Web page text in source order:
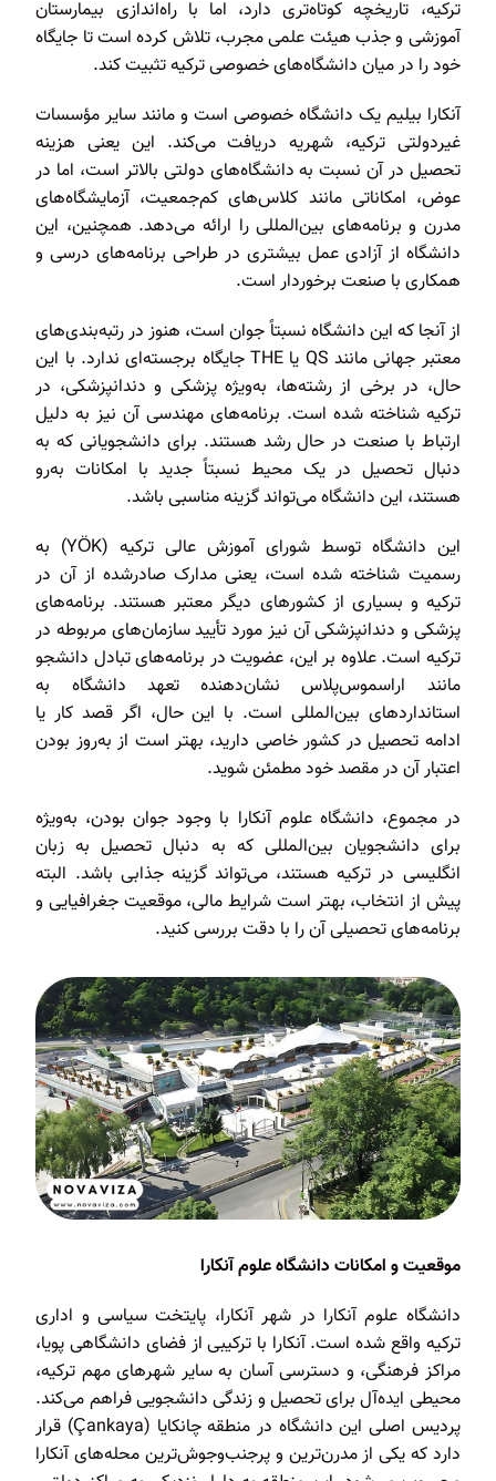
ترکیه، تاریخچه کوتاه‌تری دارد، اما با راه‌اندازی بیمارستان
آموزشی و جذب هیئت علمی مجرب، تلاش کرده است تا جایگاه
خود را در میان دانشگاه‌های خصوصی ترکیه تثبیت کند.
آنکارا بیلیم یک دانشگاه خصوصی است و مانند سایر مؤسسات
غیردولتی ترکیه، شهریه دریافت می‌کند. این یعنی هزینه
تحصیل در آن نسبت به دانشگاه‌های دولتی بالاتر است، اما در
عوض، امکاناتی مانند کلاس‌های کم‌جمعیت، آزمایشگاه‌های
مدرن و برنامه‌های بین‌المللی را ارائه می‌دهد. همچنین، این
دانشگاه از آزادی عمل بیشتری در طراحی برنامه‌های درسی و
همکاری با صنعت برخوردار است.
از آنجا که این دانشگاه نسبتاً جوان است، هنوز در رتبه‌بندی‌های
معتبر جهانی مانند QS یا THE جایگاه برجسته‌ای ندارد. با این
حال، در برخی از رشته‌ها، به‌ویژه پزشکی و دندانپزشکی، در
ترکیه شناخته شده است. برنامه‌های مهندسی آن نیز به دلیل
ارتباط با صنعت در حال رشد هستند. برای دانشجویانی که به
دنبال تحصیل در یک محیط نسبتاً جدید با امکانات به‌رو
هستند، این دانشگاه می‌تواند گزینه مناسبی باشد.
این دانشگاه توسط شورای آموزش عالی ترکیه (YÖK) به
رسمیت شناخته شده است، یعنی مدارک صادرشده از آن در
ترکیه و بسیاری از کشورهای دیگر معتبر هستند. برنامه‌های
پزشکی و دندانپزشکی آن نیز مورد تأیید سازمان‌های مربوطه در
ترکیه است. علاوه بر این، عضویت در برنامه‌های تبادل دانشجو
مانند اراسموس‌پلاس نشان‌دهنده تعهد دانشگاه به
استانداردهای بین‌المللی است. با این حال، اگر قصد کار یا
ادامه تحصیل در کشور خاصی دارید، بهتر است از به‌روز بودن
اعتبار آن در مقصد خود مطمئن شوید.
در مجموع، دانشگاه علوم آنکارا با وجود جوان بودن، به‌ویژه
برای دانشجویان بین‌المللی که به دنبال تحصیل به زبان
انگلیسی در ترکیه هستند، می‌تواند گزینه جذابی باشد. البته
پیش از انتخاب، بهتر است شرایط مالی، موقعیت جغرافیایی و
برنامه‌های تحصیلی آن را با دقت بررسی کنید.
موقعیت و امکانات دانشگاه علوم آنکارا
دانشگاه علوم آنکارا در شهر آنکارا، پایتخت سیاسی و اداری
ترکیه واقع شده است. آنکارا با ترکیبی از فضای دانشگاهی پویا،
مراکز فرهنگی، و دسترسی آسان به سایر شهرهای مهم ترکیه،
محیطی ایده‌آل برای تحصیل و زندگی دانشجویی فراهم می‌کند.
پردیس اصلی این دانشگاه در منطقه چانکایا (Çankaya) قرار
دارد که یکی از مدرن‌ترین و پرجنب‌وجوش‌ترین محله‌های آنکارا